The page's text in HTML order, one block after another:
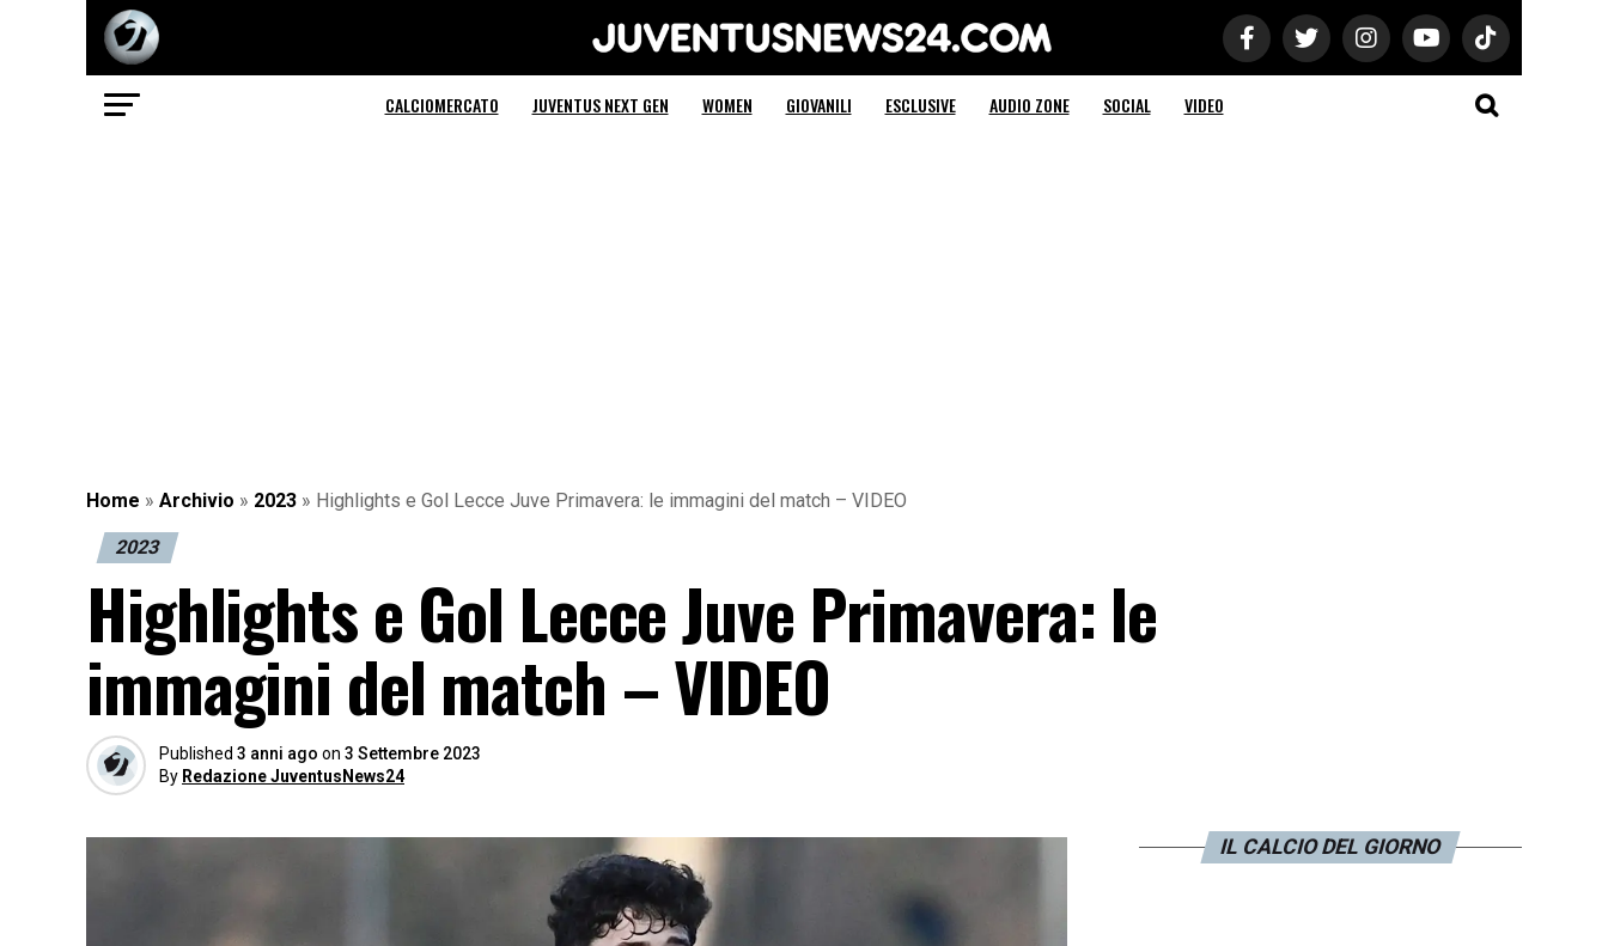
Juventus News 24
CALCIOMERCATO JUVENTUS NEXT GEN WOMEN GIOVANILI ESCLUSIVE AUDIO ZONE SOCIAL VIDEO
Home » Archivio » 2023 » Highlights e Gol Lecce Juve Primavera: le immagini del match – VIDEO
2023
Highlights e Gol Lecce Juve Primavera: le
immagini del match – VIDEO
Published 3 anni ago on 3 Settembre 2023
By Redazione JuventusNews24
IL CALCIO DEL GIORNO